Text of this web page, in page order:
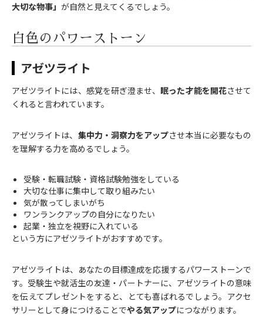
大切な物事」 が自然と見えてくるでしょう。
白色のパワーストーン
アゼツライト
アゼツライトには、感覚を研ぎ澄ませ、 眠った才能を開花させて
くれると言われています。
アゼツライトは、 集中力・洞察力をアップさせ本当に必要なもの
を理解する力を高めるでしょう。
受験・転職試験・資格試験勉強をしている
大切な仕事に集中して取り組みたい
気が散ってしまいがち
ワンランクアップの自分になりたい
起業・独立を視野に入れている
という方にアゼツライトがおすすめです。
アゼツライトは、あなたの目標達成を応援するパワーストーンで
す。受験生や就活生の友達・パートナーに、アゼツライトの意味
を伝えてプレゼントをすると、とても喜ばれるでしょう。アクセ
サリーとして身につけることでやる気アップにつながります。